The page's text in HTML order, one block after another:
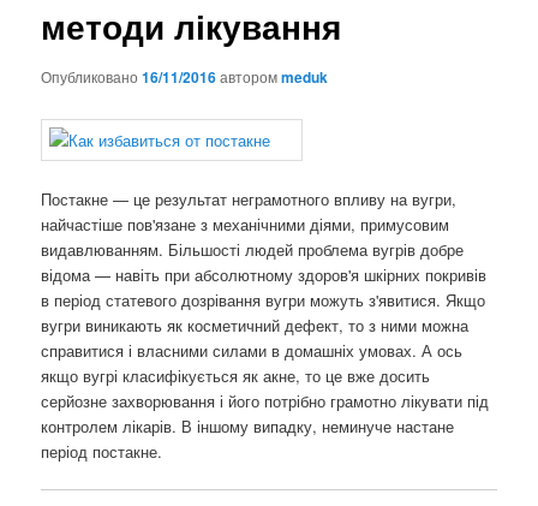
методи лікування
Опубликовано16/11/2016авторомmeduk
Постакне — це результат неграмотного впливу на вугри,
найчастіше пов'язане з механічними діями, примусовим
видавлюванням. Більшості людей проблема вугрів добре
відома — навіть при абсолютному здоров'я шкірних покривів
в період статевого дозрівання вугри можуть з'явитися. Якщо
вугри виникають як косметичний дефект, то з ними можна
справитися і власними силами в домашніх умовах. А ось
якщо вугрі класифікується як акне, то це вже досить
серйозне захворювання і його потрібно грамотно лікувати під
контролем лікарів. В іншому випадку, неминуче настане
період постакне.